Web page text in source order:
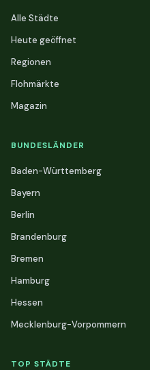
Alle Städte
Heute geöffnet
Regionen
Flohmärkte
Magazin
BUNDESLÄNDER
Baden-Württemberg
Bayern
Berlin
Brandenburg
Bremen
Hamburg
Hessen
Mecklenburg-Vorpommern
TOP STÄDTE